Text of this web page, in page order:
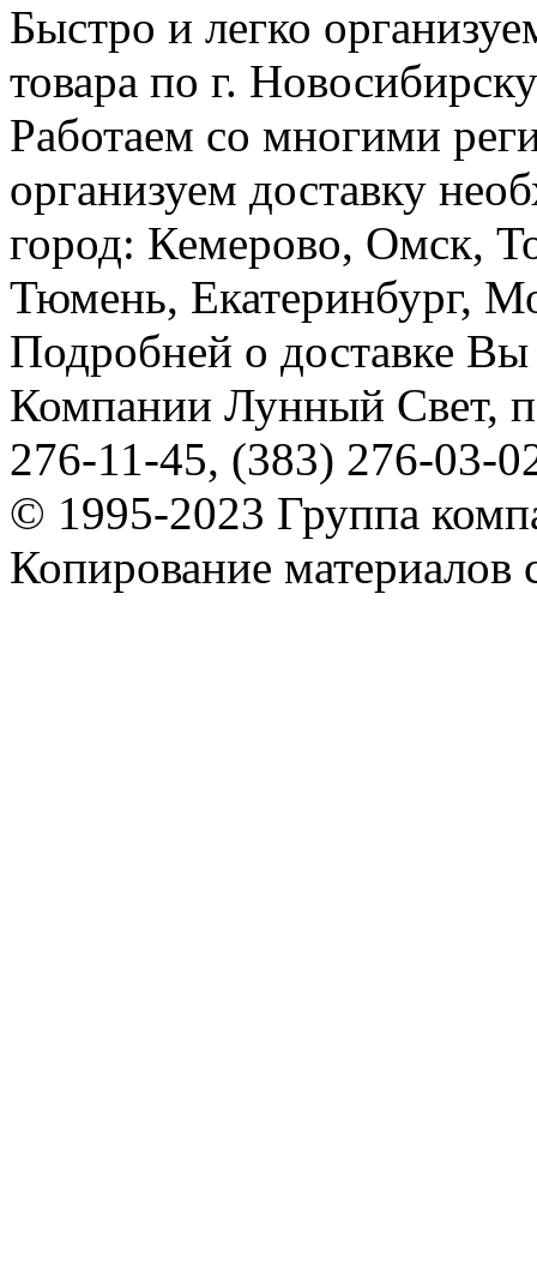
Быстро и легко
товара по г.
Работаем со многими
организуем доставку
город: Кемерово, Омск,
Тюмень, Екатеринбург,
Подробней о доставке
Компании Лунный Свет,
276-11-45, (383) 276-03-
© 1995-2023 Группа
Копирование материалов